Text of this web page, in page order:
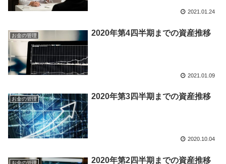
2021.01.24
お金の管理 2020年第4四半期までの資産推移
2021.01.09
お金の管理 2020年第3四半期までの資産推移
2020.10.04
お金の管理 2020年第2四半期までの資産推移